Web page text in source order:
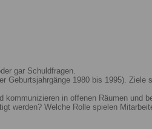
gar Schuldfragen.
1980 bis 1995).
in offenen Räumen und
werden? Welche Rolle spielen